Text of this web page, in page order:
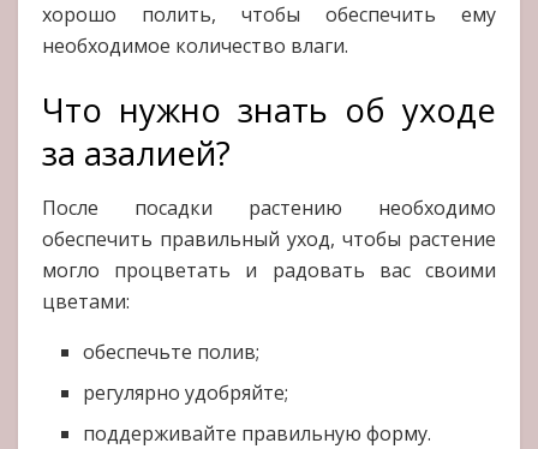
хорошо полить, чтобы обеспечить ему
необходимое количество влаги.
Что нужно знать об уходе
за азалией?
После посадки растению необходимо
обеспечить правильный уход, чтобы растение
могло процветать и радовать вас своими
цветами:
обеспечьте полив;
регулярно удобряйте;
поддерживайте правильную форму.